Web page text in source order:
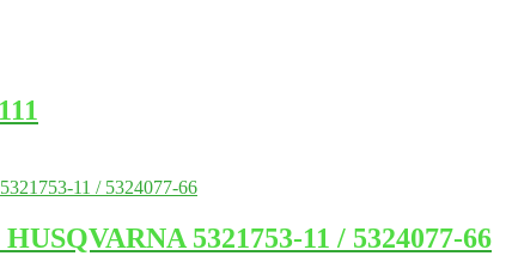
5321753-11 / 5324077-66